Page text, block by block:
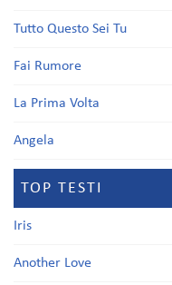
Tutto Questo Sei Tu
Fai Rumore
La Prima Volta
Angela
TOP TESTI
Iris
Another Love